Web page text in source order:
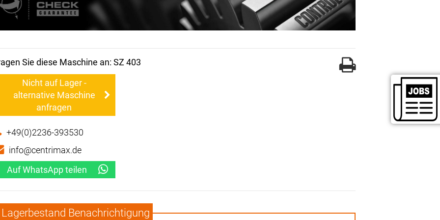
Sie diese Maschine an: SZ 403
Nicht auf Lager -
alternative Maschine
anfragen
+49(0)2236-393530
info@centrimax.de
Auf WhatsApp teilen
Lagerbestand Benachrichtigung